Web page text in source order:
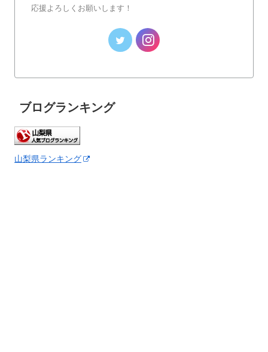
応援よろしくお願いします！
ブログランキング
山梨県ランキング